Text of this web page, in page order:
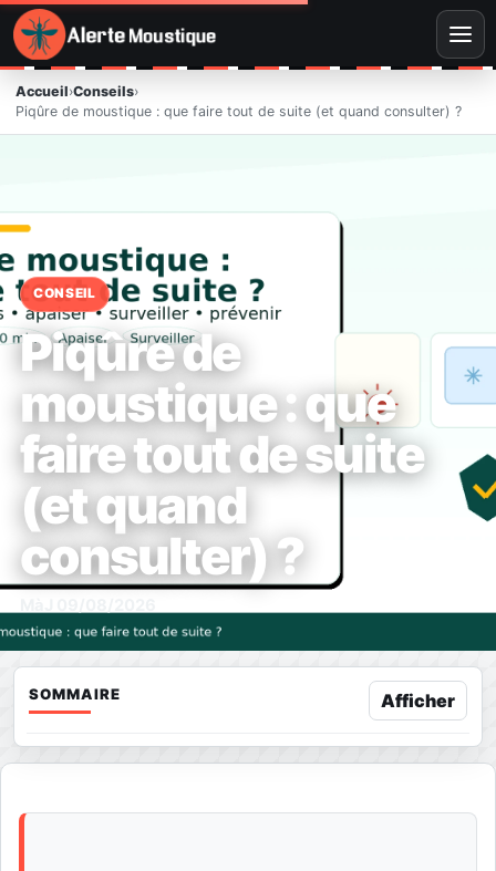
Accueil›Conseils›
Piqûre de moustique : que faire tout de suite (et quand consulter) ?
CONSEIL
Piqûre de
moustique : que
faire tout de suite
(et quand
consulter) ?
SOMMAIRE Afficher